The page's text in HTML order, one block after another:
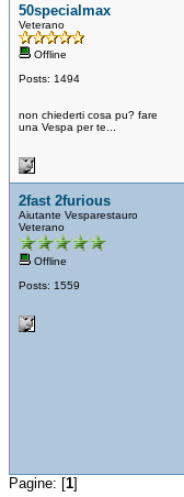
50specialmax
Veterano
Offline
Posts: 1494
non chiederti cosa pu? fare
una Vespa per te...
2fast 2furious
Aiutante Vesparestauro
Veterano
Offline
Posts: 1559
Pagine: [1]